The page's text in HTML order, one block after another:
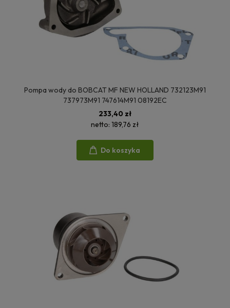
Pompa wody do BOBCAT MF NEW HOLLAND 732123M91
737973M91 747614M91 08192EC
233,40 zł
netto: 189,76 zł
Do koszyka